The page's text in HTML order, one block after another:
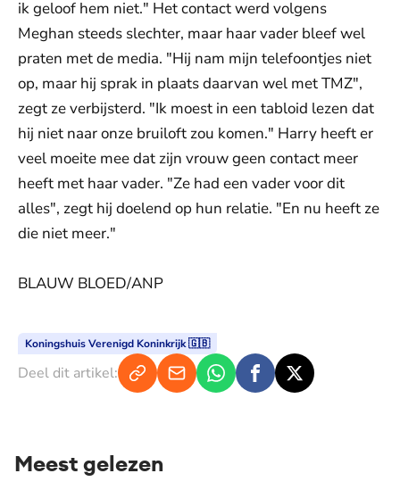
ik geloof hem niet." Het contact werd volgens
Meghan steeds slechter, maar haar vader bleef wel
praten met de media. "Hij nam mijn telefoontjes niet
op, maar hij sprak in plaats daarvan wel met TMZ",
zegt ze verbijsterd. "Ik moest in een tabloid lezen dat
hij niet naar onze bruiloft zou komen." Harry heeft er
veel moeite mee dat zijn vrouw geen contact meer
heeft met haar vader. "Ze had een vader voor dit
alles", zegt hij doelend op hun relatie. "En nu heeft ze
die niet meer."
BLAUW BLOED/ANP
Koningshuis Verenigd Koninkrijk 🇬🇧
Deel dit artikel:
Meest gelezen